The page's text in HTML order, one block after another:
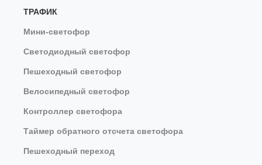
ТРАФИК
Мини-светофор
Светодиодный светофор
Пешеходный светофор
Велосипедный светофор
Контроллер светофора
Таймер обратного отсчета светофора
Пешеходный переход